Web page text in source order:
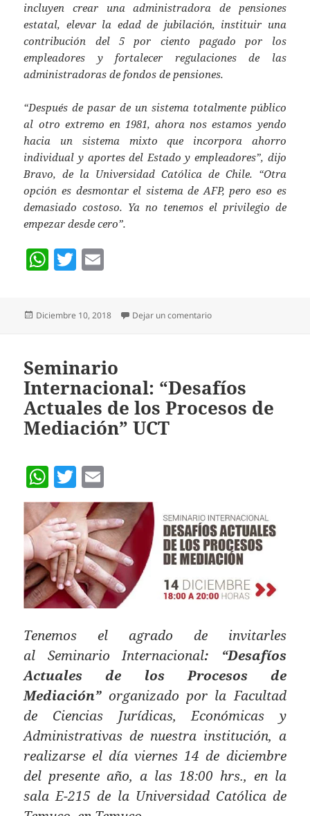
incluyen crear una administradora de pensiones
estatal, elevar la edad de jubilación, instituir una
contribución del 5 por ciento pagado por los
empleadores y fortalecer regulaciones de las
administradoras de fondos de pensiones.
“Después de pasar de un sistema totalmente público
al otro extremo en 1981, ahora nos estamos yendo
hacia un sistema mixto que incorpora ahorro
individual y aportes del Estado y empleadores”, dijo
Bravo, de la Universidad Católica de Chile. “Otra
opción es desmontar el sistema de AFP, pero eso es
demasiado costoso. Ya no tenemos el privilegio de
empezar desde cero”.
W
at
s
p
p
T
erl
Publicado
Diciembre 10, 2018 Dejar un comentarioen El sistema de
Seminario
Internacional: “Desafíos
Actuales de los Procesos de
Mediación” UCT
W
h
at
s
A
p
p
T
w
itt
er
m
ai
l
Tenemos el agrado de invitarles
al Seminario Internacional: “Desafíos
Actuales de los Procesos de
Mediación”organizado por la Facultad
de Ciencias Jurídicas, Económicas y
Administrativas de nuestra institución, a
realizarse el día viernes 14 de diciembre
del presente año, a las 18:00 hrs., en la
sala E-215 de la Universidad Católica de